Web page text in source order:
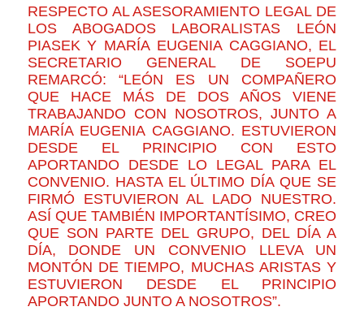
RESPECTO AL ASESORAMIENTO LEGAL DE
LOS ABOGADOS LABORALISTAS LEÓN
PIASEK Y MARÍA EUGENIA CAGGIANO, EL
SECRETARIO GENERAL DE SOEPU
REMARCÓ: “LEÓN ES UN COMPAÑERO
QUE HACE MÁS DE DOS AÑOS VIENE
TRABAJANDO CON NOSOTROS, JUNTO A
MARÍA EUGENIA CAGGIANO. ESTUVIERON
DESDE EL PRINCIPIO CON ESTO
APORTANDO DESDE LO LEGAL PARA EL
CONVENIO. HASTA EL ÚLTIMO DÍA QUE SE
FIRMÓ ESTUVIERON AL LADO NUESTRO.
ASÍ QUE TAMBIÉN IMPORTANTÍSIMO, CREO
QUE SON PARTE DEL GRUPO, DEL DÍA A
DÍA, DONDE UN CONVENIO LLEVA UN
MONTÓN DE TIEMPO, MUCHAS ARISTAS Y
ESTUVIERON DESDE EL PRINCIPIO
APORTANDO JUNTO A NOSOTROS”.